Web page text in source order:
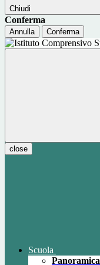
Chiudi
Conferma
Annulla Conferma
close
Scuola
Panoramica